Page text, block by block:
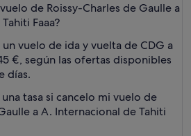
de Roissy-Charles de Gaulle a
Faaa?
vuelo de ida y vuelta de CDG a
€, según las ofertas disponibles
días.
tasa si cancelo mi vuelo de
a A. Internacional de Tahiti